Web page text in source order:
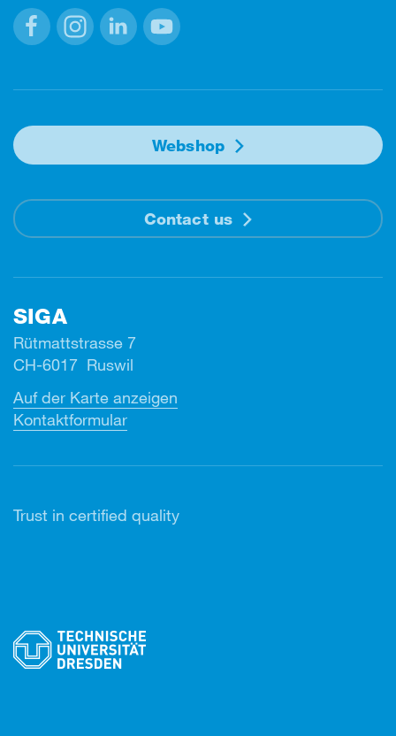
Webshop
Contact us
SIGA
Rütmattstrasse 7
CH-6017 Ruswil
Auf der Karte anzeigen
Kontaktformular
Trust in certified quality